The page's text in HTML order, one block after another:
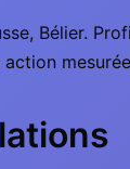
Bélier.